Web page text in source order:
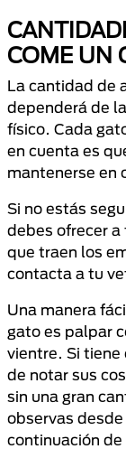
COME UN
La cantidad de
dependerá de
físico. Cada
en cuenta es
mantenerse en
Si no estás
debes ofrecer
que traen los
contacta a tu
Una manera
gato es palpar
vientre. Si tiene
de notar sus
sin una gran
observas
continuación